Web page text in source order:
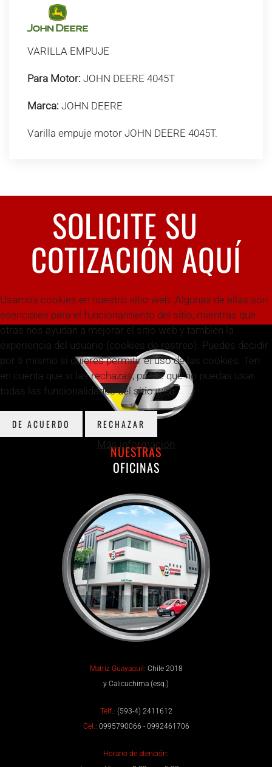
VARILLA EMPUJE
Para Motor: JOHN DEERE 4045T
Marca: JOHN DEERE
Varilla empuje motor JOHN DEERE 4045T.
SOLICITE SU
COTIZACIÓN AQUÍ
NUESTRAS
OFICINAS
Matriz Guayaquil: Chile 2018
y Calicuchima (esq.)
Telf.: (593-4) 2411612
Cel.: 0995790066 - 0992461706
Horario de atención:
Usamos cookies en nuestro sitio web. Algunas de ellas son
esenciales para el funcionamiento del sitio, mientras que
otras nos ayudan a mejorar el sitio web y también la
experiencia del usuario (cookies de rastreo). Puedes decidir
por ti mismo si quieres permitir el uso de las cookies. Ten
en cuenta que si las rechazas, puede que no puedas usar
todas las funcionalidades del sitio web.
DE ACUERDO RECHAZAR
Más información